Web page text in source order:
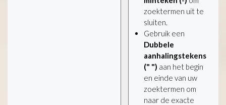
zoektermen uit te
sluiten.
Gebruik een
Dubbele
aanhalingstekens
(" ") aan het begin
en einde van uw
zoektermen om
naar de exacte